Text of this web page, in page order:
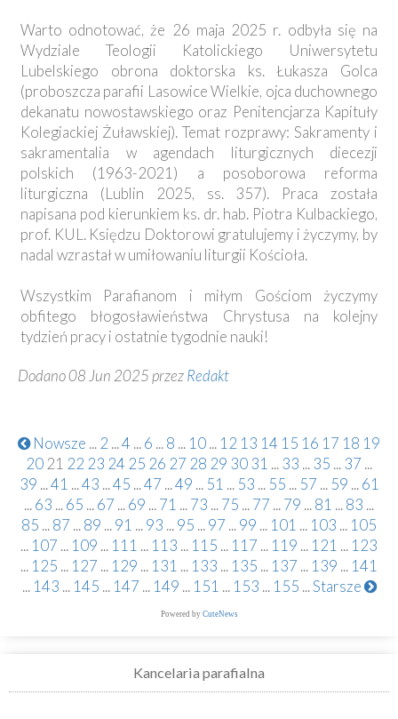
Warto odnotować, że 26 maja 2025 r. odbyła się na
Wydziale Teologii Katolickiego Uniwersytetu
Lubelskiego obrona doktorska ks. Łukasza Golca
(proboszcza parafii Lasowice Wielkie, ojca duchownego
dekanatu nowostawskiego oraz Penitencjarza Kapituły
Kolegiackiej Żuławskiej). Temat rozprawy: Sakramenty i
sakramentalia w agendach liturgicznych diecezji
polskich (1963-2021) a posoborowa reforma
liturgiczna (Lublin 2025, ss. 357). Praca została
napisana pod kierunkiem ks. dr. hab. Piotra Kulbackiego,
prof. KUL. Księdzu Doktorowi gratulujemy i życzymy, by
nadal wzrastał w umiłowaniu liturgii Kościoła.
Wszystkim Parafianom i miłym Gościom życzymy
obfitego błogosławieństwa Chrystusa na kolejny
tydzień pracy i ostatnie tygodnie nauki!
Dodano 08 Jun 2025 przezRedakt
Nowsze ... 2 ...4 ...6 ...8 ... 10... 12 13 14 15 16 17 18 19
20 21 22 23 24 25 26 27 28 29 3031 ...33 ...35 ...37 ...
39 ...41 ...43 ...45 ...47 ...49 ... 51 ... 53 ... 55 ... 57 ... 59 ... 61
...63 ...65 ...67 ...69 ...71 ...73 ...75 ...77 ...79 ...81 ...83 ...
85 ...87 ...89 ...91 ...93 ...95 ...97 ...99 ... 101 ... 103 ... 105
... 107 ... 109 ... 111 ... 113 ... 115 ... 117 ... 119 ... 121 ... 123
... 125 ... 127 ... 129 ... 131 ... 133 ... 135 ... 137 ... 139 ... 141
... 143 ... 145 ... 147 ... 149 ... 151 ... 153 ... 155 ...Starsze
Powered by CuteNews
Kancelaria parafialna